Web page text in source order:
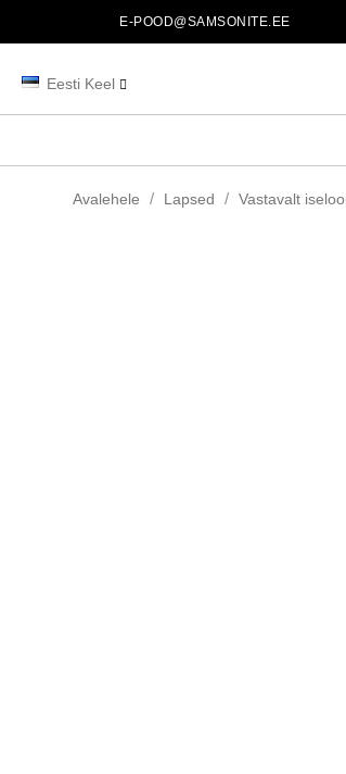
E-POOD@SAMSONITE.EE
Eesti Keel
Avalehele Lapsed Vastavalt